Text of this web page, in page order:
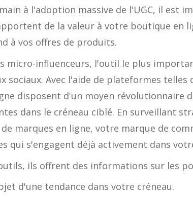
à l'adoption massive de l'UGC, il est
de la valeur à votre boutique en
à vos offres de produits.
micro-influenceurs, l'outil le plus
sociaux. Avec l'aide de plateformes telles
disposent d'un moyen révolutionnaire
dans le créneau ciblé. En surveillant
marques en ligne, votre marque de
qui s'engagent déjà activement dans
ils offrent des informations sur les
d'une tendance dans votre créneau.